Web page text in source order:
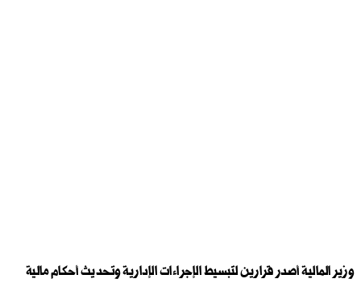
وزير المالية أصدر قرارين لتبسيط الإجراءات الإدارية وتحديث أحكام مالية